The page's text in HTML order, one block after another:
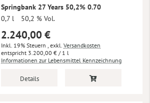
Springbank 27 Years 50,2% 0.70
0,7 l
50,2 % Vol.
2.240,00 €
Inkl. 19% Steuern , exkl. Versandkosten
3.200,00 € / 1 l
Informationen zur Lebensmittel Kennzeichnung
Details